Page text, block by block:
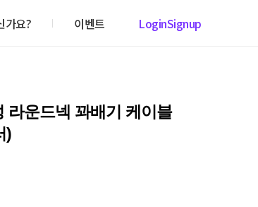
가요? 이벤트 LoginSignup
라운드넥 꽈배기 케이블
)